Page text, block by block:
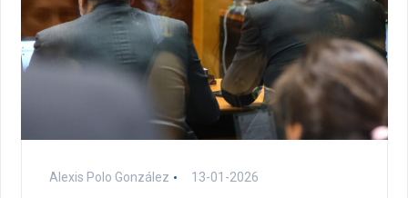
Alexis Polo González 13-01-2026